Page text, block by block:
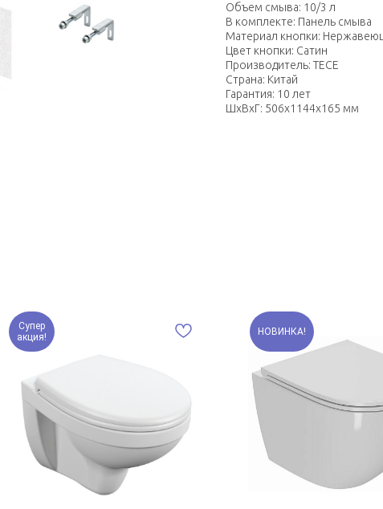
Объем смыва: 10/3 л
В комплекте: Панель смыва
Материал кнопки:
Цвет кнопки: Сатин
Производитель: TECE
Страна: Китай
Гарантия: 10 лет
ШxВxГ: 506x1144x165 мм
Супер
акция!
НОВИНКА!